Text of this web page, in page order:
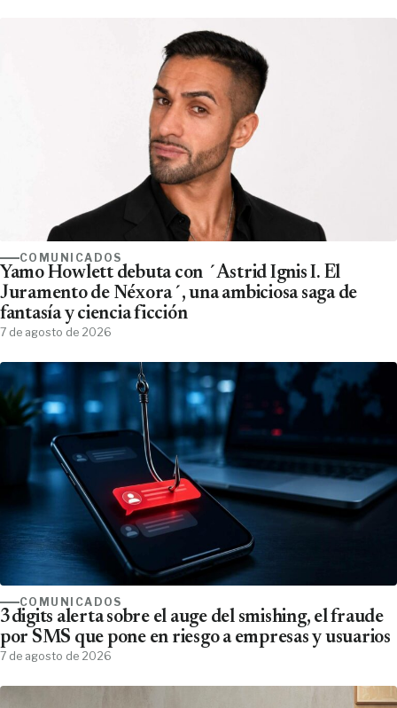
COMUNICADOS
Yamo Howlett debuta con ´Astrid Ignis I. El
Juramento de Néxora´, una ambiciosa saga de
fantasía y ciencia ficción
7 de agosto de 2026
COMUNICADOS
3digits alerta sobre el auge del smishing, el fraude
por SMS que pone en riesgo a empresas y usuarios
7 de agosto de 2026